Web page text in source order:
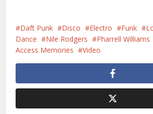
Daft Punk Disco Electro Funk
Dance
Nile Rodgers Pharrell Williams
Access Memories
Video